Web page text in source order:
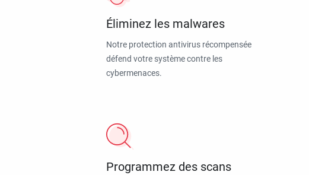
Éliminez les malwares
Notre protection antivirus récompensée
défend votre système contre les
cybermenaces.
Programmez des scans